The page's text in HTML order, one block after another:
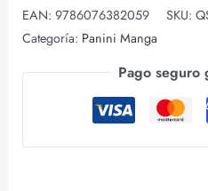
EAN: 9786076382059 SKU:
Categoría: Panini Manga
Pago seguro